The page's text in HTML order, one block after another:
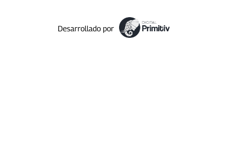
Desarrollado por